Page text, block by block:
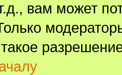
вам может